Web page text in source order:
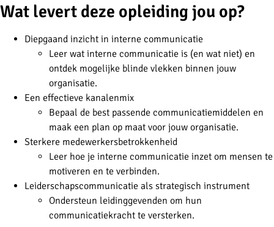
Wat levert deze opleiding jou op?
Diepgaand inzicht in interne communicatie
Leer wat interne communicatie is (en wat niet) en
ontdek mogelijke blinde vlekken binnen jouw
organisatie.
Een effectieve kanalenmix
Bepaal de best passende communicatiemiddelen en
maak een plan op maat voor jouw organisatie.
Sterkere medewerkersbetrokkenheid
Leer hoe je interne communicatie inzet om mensen te
motiveren en te verbinden.
Leiderschapscommunicatie als strategisch instrument
Ondersteun leidinggevenden om hun
communicatiekracht te versterken.